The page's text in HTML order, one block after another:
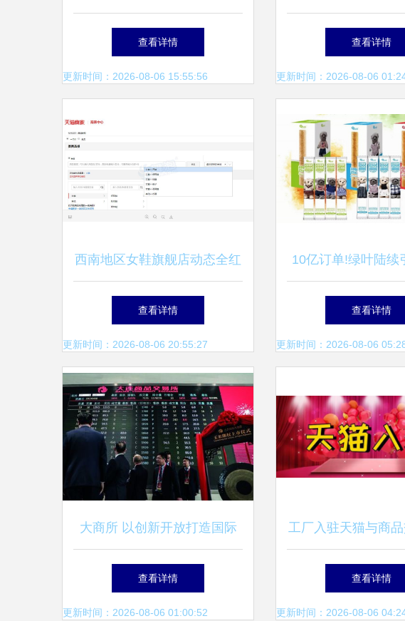
心 商品交易更方便
查看详情
更新时间：2026-08-06 15:55:56
发展的新引擎
查看详情
更新时间：2026-08-06
西南地区女鞋旗舰店动态全红
诚意转让，3年老店值得关注
查看详情
更新时间：2026-08-06 20:55:27
10亿订单!绿叶陆续
款进博会商品，商品
成新引擎
查看详情
更新时间：2026-08-06
大商所 以创新开放打造国际
一流衍生品交易所与商品交易
中心
查看详情
更新时间：2026-08-06 01:00:52
工厂入驻天猫与商
的五大核心优势
查看详情
更新时间：2026-08-06